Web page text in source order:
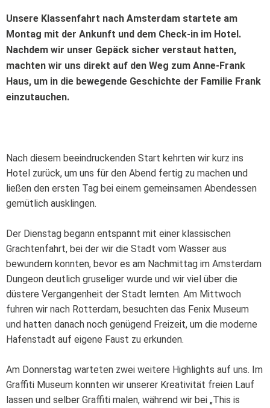
Unsere Klassenfahrt nach Amsterdam startete am
Montag mit der Ankunft und dem Check-in im Hotel.
Nachdem wir unser Gepäck sicher verstaut hatten,
machten wir uns direkt auf den Weg zum Anne-Frank
Haus, um in die bewegende Geschichte der Familie Frank
einzutauchen.
Nach diesem beeindruckenden Start kehrten wir kurz ins
Hotel zurück, um uns für den Abend fertig zu machen und
ließen den ersten Tag bei einem gemeinsamen Abendessen
gemütlich ausklingen.
Der Dienstag begann entspannt mit einer klassischen
Grachtenfahrt, bei der wir die Stadt vom Wasser aus
bewundern konnten, bevor es am Nachmittag im Amsterdam
Dungeon deutlich gruseliger wurde und wir viel über die
düstere Vergangenheit der Stadt lernten. Am Mittwoch
fuhren wir nach Rotterdam, besuchten das Fenix Museum
und hatten danach noch genügend Freizeit, um die moderne
Hafenstadt auf eigene Faust zu erkunden.
Am Donnerstag warteten zwei weitere Highlights auf uns. Im
Graffiti Museum konnten wir unserer Kreativität freien Lauf
lassen und selber Graffiti malen, während wir bei „This is